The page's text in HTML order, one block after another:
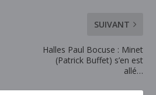
SUIVANT
Halles Paul Bocuse : Minet
(Patrick Buffet) s’en est
allé…